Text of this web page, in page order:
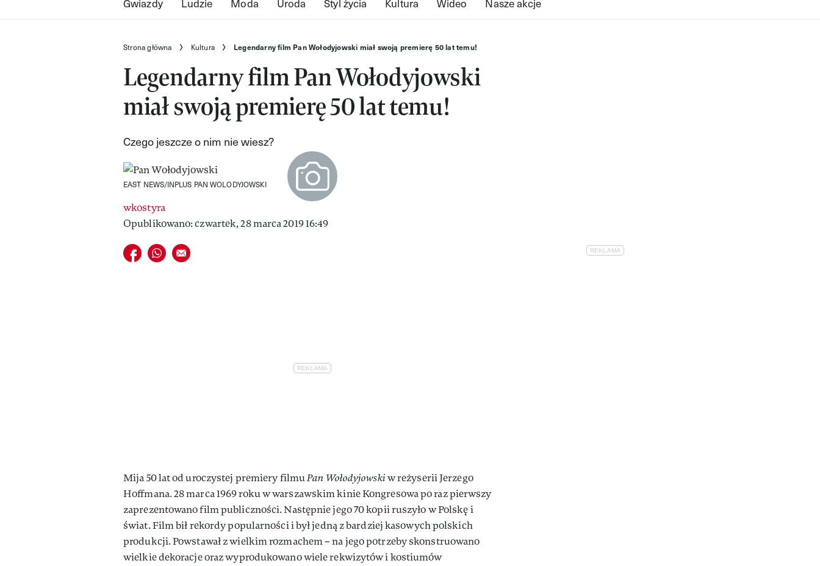
Strona główna Kultura Legendarny film Pan Wołodyjowski miał swoją premierę 50 lat temu!
Legendarny film Pan Wołodyjowski
miał swoją premierę 50 lat temu!
Czego jeszcze o nim nie wiesz?
EAST NEWS/INPLUS PAN WOLODYJOWSKI
wkostyra
Opublikowano: czwartek, 28 marca 2019 16:49
Udostępnij na facebook
Udostępnij na whatsapp
E-mail do przyjaciela
Mija 50 lat od uroczystej premiery filmuPan Wołodyjowskiw reżyserii Jerzego
Hoffmana. 28 marca 1969 roku w warszawskim kinie Kongresowa po raz pierwszy
zaprezentowano film publiczności. Następnie jego 70 kopii ruszyło w Polskę i
świat. Film bił rekordy popularności i był jedną z bardziej kasowych polskich
produkcji. Powstawał z wielkim rozmachem – na jego potrzeby skonstruowano
wielkie dekoracje oraz wyprodukowano wiele rekwizytów i kostiumów